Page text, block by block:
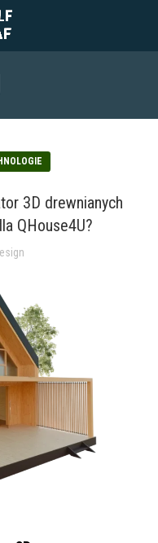
3D drewnianych
QHouse4U?